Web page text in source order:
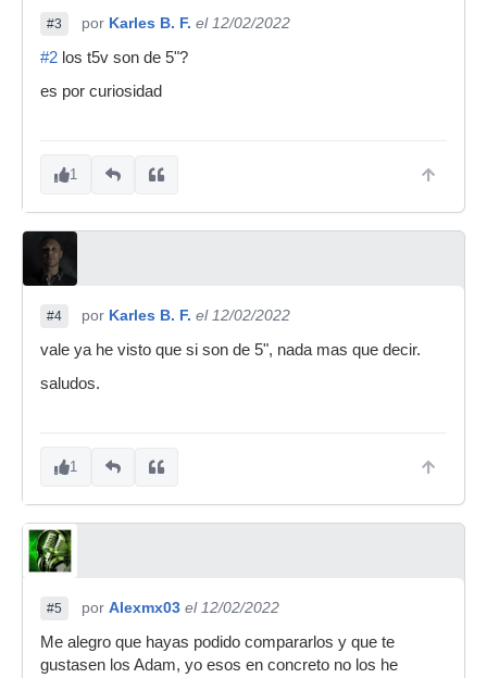
#3 por Karles B. F. el 12/02/2022
#2 los t5v son de 5"?
es por curiosidad
1
#4 por Karles B. F. el 12/02/2022
vale ya he visto que si son de 5", nada mas que decir.
saludos.
1
#5 por Alexmx03 el 12/02/2022
Me alegro que hayas podido compararlos y que te
gustasen los Adam, yo esos en concreto no los he